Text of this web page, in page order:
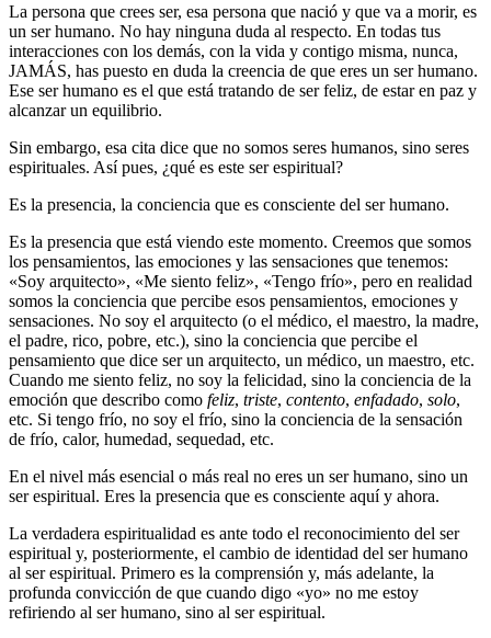
La persona que crees ser, esa persona que nació y que va a morir, es
un ser humano. No hay ninguna duda al respecto. En todas tus
interacciones con los demás, con la vida y contigo misma, nunca,
JAMÁS, has puesto en duda la creencia de que eres un ser humano.
Ese ser humano es el que está tratando de ser feliz, de estar en paz y
alcanzar un equilibrio.
Sin embargo, esa cita dice que no somos seres humanos, sino seres
espirituales. Así pues, ¿qué es este ser espiritual?
Es la presencia, la conciencia que es consciente del ser humano.
Es la presencia que está viendo este momento. Creemos que somos
los pensamientos, las emociones y las sensaciones que tenemos:
«Soy arquitecto», «Me siento feliz», «Tengo frío», pero en realidad
somos la conciencia que percibe esos pensamientos, emociones y
sensaciones. No soy el arquitecto (o el médico, el maestro, la madre,
el padre, rico, pobre, etc.), sino la conciencia que percibe el
pensamiento que dice ser un arquitecto, un médico, un maestro, etc.
Cuando me siento feliz, no soy la felicidad, sino la conciencia de la
emoción que describo como feliz, triste, contento, enfadado, solo,
etc. Si tengo frío, no soy el frío, sino la conciencia de la sensación
de frío, calor, humedad, sequedad, etc.
En el nivel más esencial o más real no eres un ser humano, sino un
ser espiritual. Eres la presencia que es consciente aquí y ahora.
La verdadera espiritualidad es ante todo el reconocimiento del ser
espiritual y, posteriormente, el cambio de identidad del ser humano
al ser espiritual. Primero es la comprensión y, más adelante, la
profunda convicción de que cuando digo «yo» no me estoy
refiriendo al ser humano, sino al ser espiritual.